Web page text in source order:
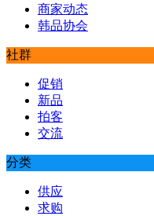
商家动态
韩品协会
社群
促销
新品
拍客
交流
分类
供应
求购